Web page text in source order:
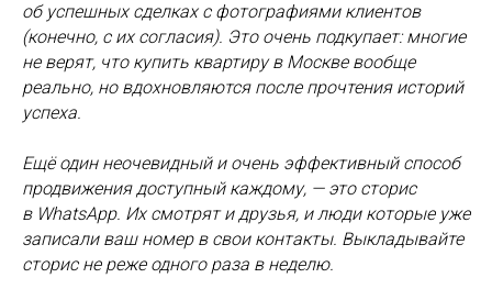
об успешных сделках с фотографиями клиентов
(конечно, с их согласия). Это очень подкупает: многие
не верят, что купить квартиру в Москве вообще
реально, но вдохновляются после прочтения историй
успеха.
Ещё один неочевидный и очень эффективный способ
продвижения доступный каждому, — это сторис
в WhatsApp. Их смотрят и друзья, и люди которые уже
записали ваш номер в свои контакты. Выкладывайте
сторис не реже одного раза в неделю.